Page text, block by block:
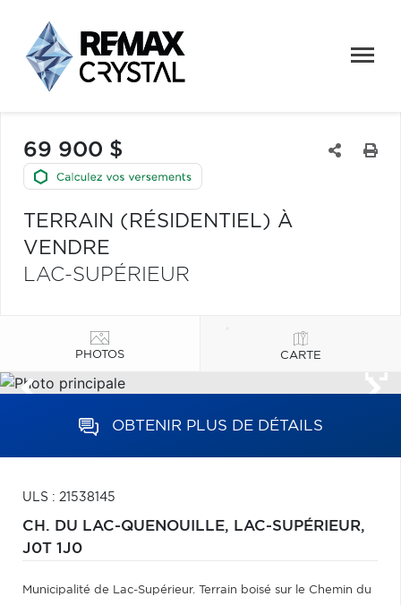
69 900 $
TERRAIN (RÉSIDENTIEL) À
VENDRE
LAC-SUPÉRIEUR
PHOTOS CARTE
OBTENIR PLUS DE DÉTAILS
ULS : 21538145
CH. DU LAC-QUENOUILLE, LAC-SUPÉRIEUR,
J0T 1J0
Municipalité de Lac-Supérieur. Terrain boisé sur le Chemin du